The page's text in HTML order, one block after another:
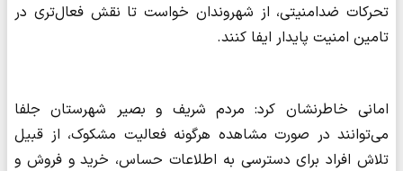
تحرکات ضدامنیتی، از شهروندان خواست تا نقش فعال‌تری در
تامین امنیت پایدار ایفا کنند.
امانی خاطرنشان کرد: مردم شریف و بصیر شهرستان جلفا
می‌توانند در صورت مشاهده هرگونه فعالیت مشکوک، از قبیل
تلاش افراد برای دسترسی به اطلاعات حساس، خرید و فروش و